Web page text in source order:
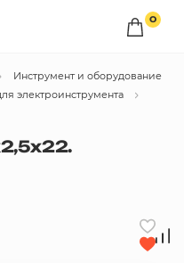
0
ценам.
Инструмент и оборудование
электроинструмента